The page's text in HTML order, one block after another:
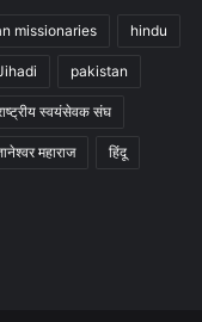
missionaries hindu
pakistan
स्वयंसेवक संघ
महाराज हिंदू